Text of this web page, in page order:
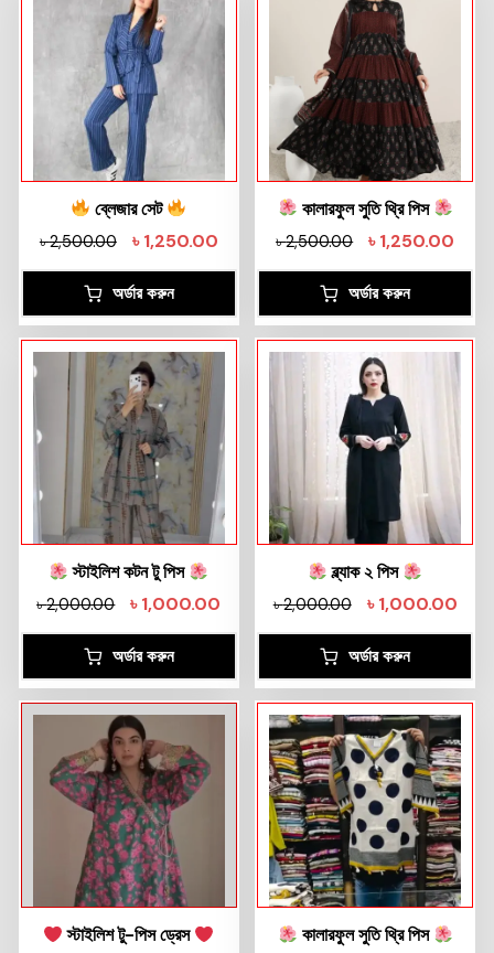
ব্লেজার সেট
৳2,500.00 ৳1,250.00
অর্ডার করুন
কালারফুল সুতি থ্রি পিস
৳2,500.00 ৳1,250.00
অর্ডার করুন
স্টাইলিশ কটন টু পিস
৳2,000.00 ৳1,000.00
অর্ডার করুন
ব্ল্যাক ২ পিস
৳2,000.00 ৳1,000.00
অর্ডার করুন
স্টাইলিশ টু-পিস ড্রেস কালারফুল সুতি থ্রি পিস